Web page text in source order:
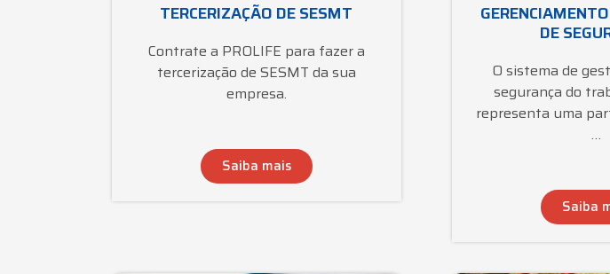
TERCERIZAÇÃO DE SESMT
Contrate a PROLIFE para fazer a
tercerização de SESMT da sua
empresa.
Saiba mais
DE
O sistema de
segurança do
representa uma
…
Saiba